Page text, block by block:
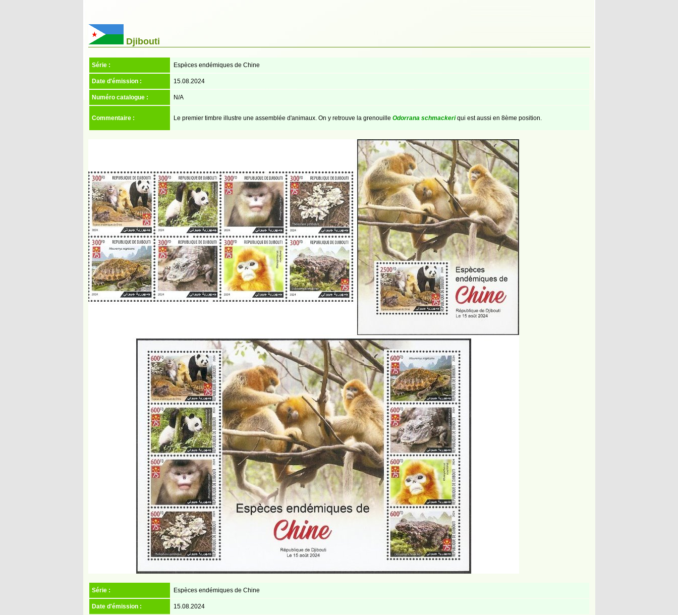
Djibouti
Série : Espèces endémiques de Chine
Date d'émission : 15.08.2024
Numéro catalogue : N/A
Commentaire : Le premier timbre illustre une assemblée d'animaux. On y retrouve la grenouille Odorrana schmackeriqui est aussi en 8ème position.
Série : Espèces endémiques de Chine
Date d'émission : 15.08.2024